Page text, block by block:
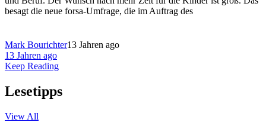
besagt die neue forsa-Umfrage, die im Auftrag des
Mark Bourichter13 Jahren ago
13 Jahren ago
Keep Reading
Lesetipps
View All